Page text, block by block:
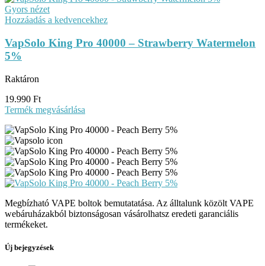
Gyors nézet
Hozzáadás a kedvencekhez
VapSolo King Pro 40000 – Strawberry Watermelon
5%
Raktáron
19.990 Ft
Termék megvásárlása
Megbízható VAPE boltok bemutatatása. Az álltalunk közölt VAPE
webáruházakból biztonságosan vásárolhatsz eredeti garanciális
termékeket.
Új bejegyzések